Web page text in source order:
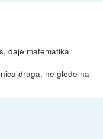
daje matematika.
draga, ne glede na